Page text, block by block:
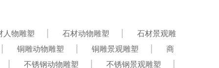
人物雕塑 石材动物雕塑
石材景观雕
铜雕动物雕塑 铜雕景观雕塑
商
不锈钢动物雕塑
不锈钢景观雕塑